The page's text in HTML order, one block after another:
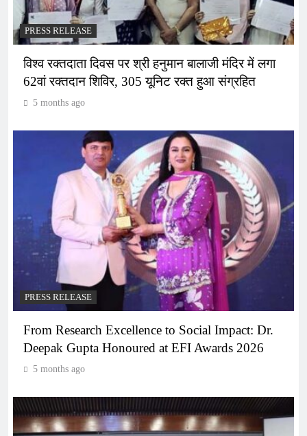
PRESS RELEASE
विश्व रक्तदाता दिवस पर श्री हनुमान बालाजी मंदिर में लगा
62वां रक्तदान शिविर, 305 यूनिट रक्त हुआ संग्रहित
5 months ago
PRESS RELEASE
From Research Excellence to Social Impact: Dr.
Deepak Gupta Honoured at EFI Awards 2026
5 months ago